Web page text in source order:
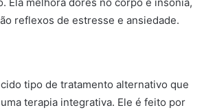
reflexos de estresse e ansiedade.
tipo de tratamento alternativo que
terapia integrativa. Ele é feito por